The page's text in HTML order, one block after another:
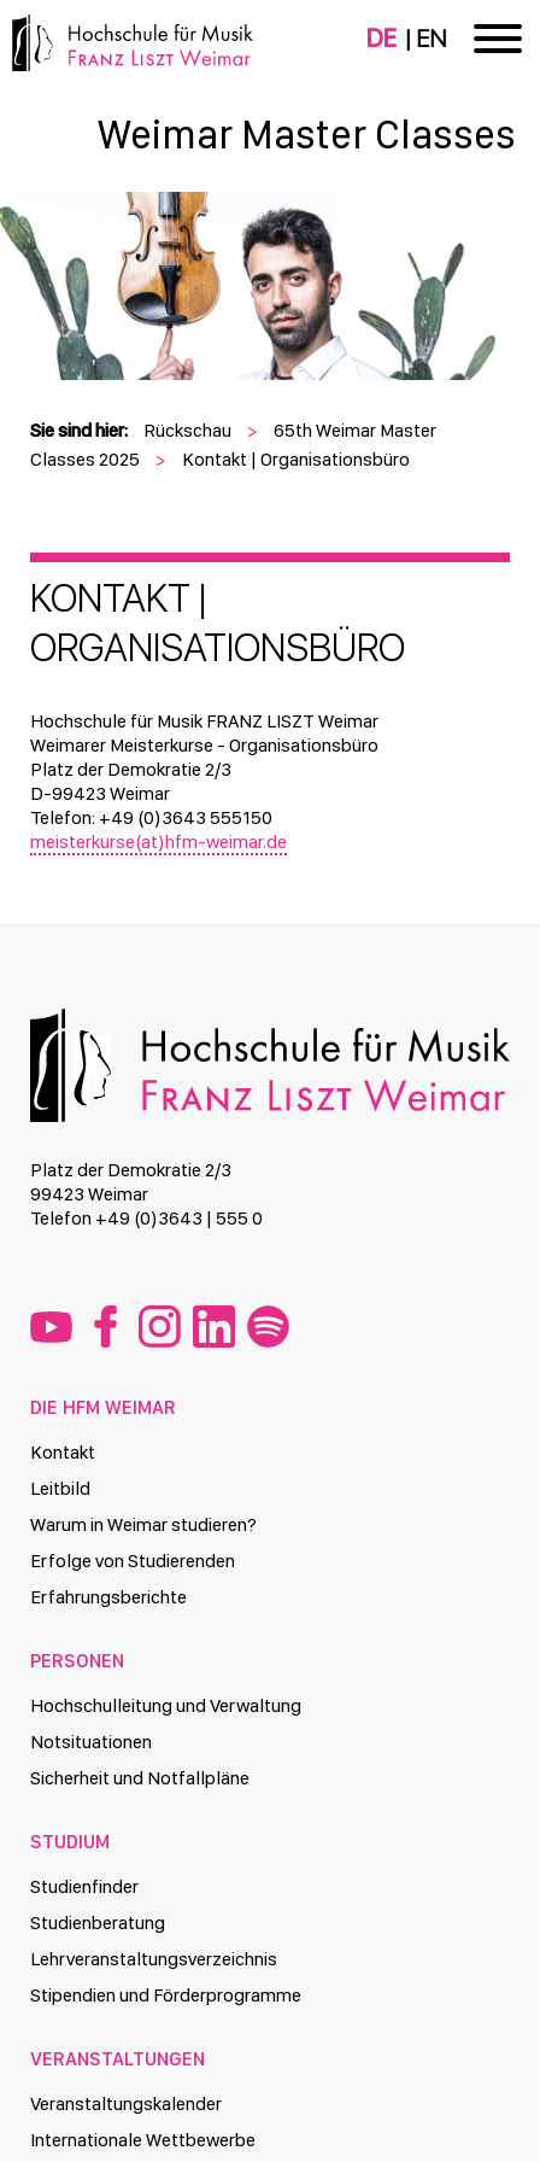
DE EN
Weimar Master Classes
Sie sind hier: Rückschau >
65th Weimar Master
Classes 2025
> Kontakt | Organisationsbüro
KONTAKT |
ORGANISATIONSBÜRO
Hochschule für Musik FRANZ LISZT Weimar
Weimarer Meisterkurse - Organisationsbüro
Platz der Demokratie 2/3
D-99423 Weimar
Telefon: +49 (0)3643 555150
meisterkurse(at)hfm-weimar.de
Platz der Demokratie 2/3
99423 Weimar
Telefon +49 (0)3643 | 555 0
DIE HFM WEIMAR
Kontakt
Leitbild
Warum in Weimar studieren?
Erfolge von Studierenden
Erfahrungsberichte
PERSONEN
Hochschulleitung und Verwaltung
Notsituationen
Sicherheit und Notfallpläne
STUDIUM
Studienfinder
Studienberatung
Lehrveranstaltungsverzeichnis
Stipendien und Förderprogramme
VERANSTALTUNGEN
Veranstaltungskalender
Internationale Wettbewerbe